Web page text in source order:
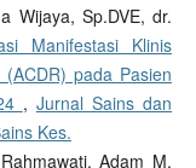
Wijaya, Sp.DVE, dr.
Manifestasi Klinis
pada Pasien
, Jurnal Sains dan
Kes.
Adam M.